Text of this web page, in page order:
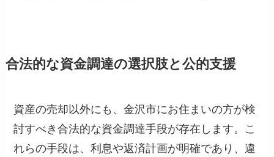
合法的な資金調達の選択肢と公的支援
資産の売却以外にも、金沢市にお住まいの方が検
討すべき合法的な資金調達手段が存在します。こ
れらの手段は、利息や返済計画が明確であり、違